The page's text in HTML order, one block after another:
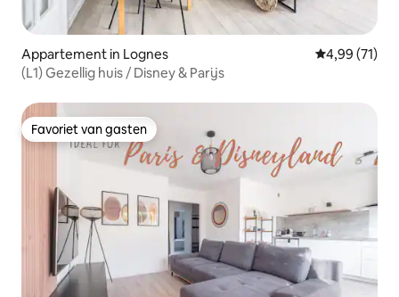
Appartement in Lognes Gemiddelde
4,99 (71)
(L1) Gezellig huis / Disney & Parijs
Favoriet van gasten
Favoriet van gasten